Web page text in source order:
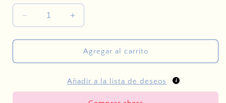
Reducir
cantidad
para
de
verde
Aumentar
cantidad
para
Set
de
-
verde
Agregar al carrito
Añadir a la lista de deseos